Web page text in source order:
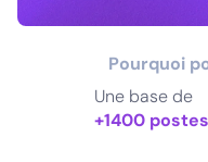
Pourquoi
Une base de
+1400 postes